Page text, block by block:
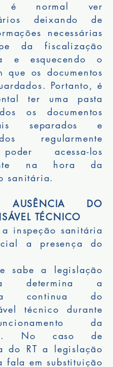
é normal ver
deixando de
necessárias
da fiscalização
e esquecendo o
que os documentos
Portanto, é
ter uma pasta
os documentos
separados e
regularmente
acessa-los
na hora da
sanitária.
DO
TÉCNICO
a inspeção sanitária
a presença do
sabe a legislação
determina a
continua do
técnico durante
da
No caso de
do RT a legislação
fala em substituição